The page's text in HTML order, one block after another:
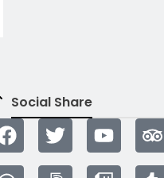
Social Share